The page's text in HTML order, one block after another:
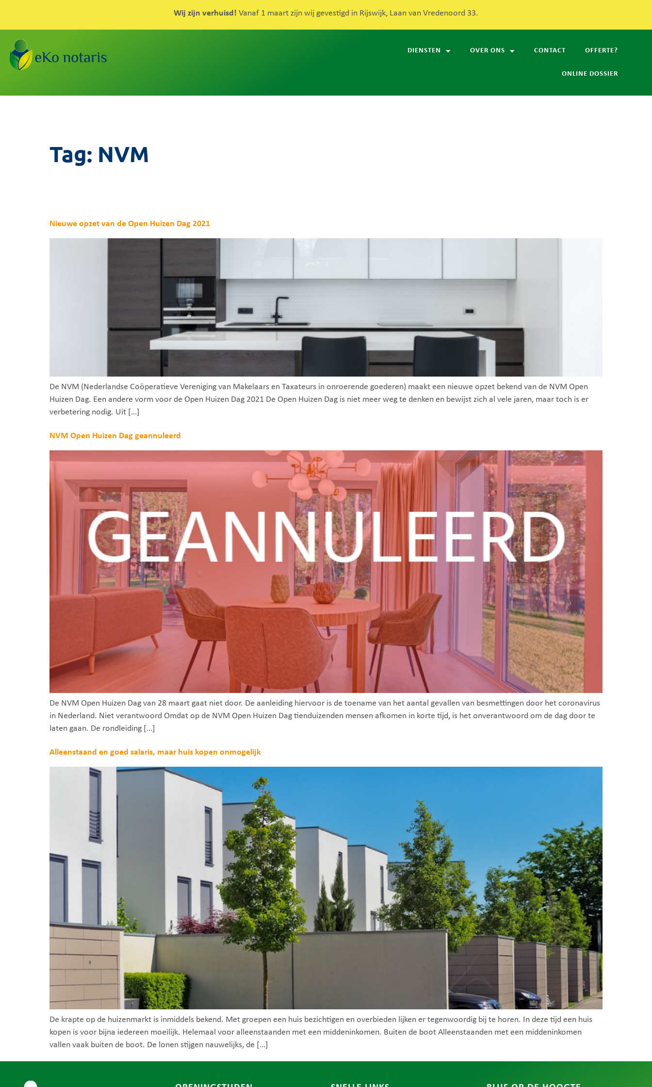
Wij zijn verhuisd! Vanaf 1 maart zijn wij gevestigd in Rijswijk, Laan van Vredenoord 33.
DIENSTEN OVER ONS CONTACT OFFERTE?
ONLINE DOSSIER
Tag: NVM
Nieuwe opzet van de Open Huizen Dag 2021
De NVM (Nederlandse Coöperatieve Vereniging van Makelaars en Taxateurs in onroerende goederen) maakt een nieuwe opzet bekend van de NVM Open
Huizen Dag. Een andere vorm voor de Open Huizen Dag 2021 De Open Huizen Dag is niet meer weg te denken en bewijst zich al vele jaren, maar toch is er
verbetering nodig. Uit […]
NVM Open Huizen Dag geannuleerd
De NVM Open Huizen Dag van 28 maart gaat niet door. De aanleiding hiervoor is de toename van het aantal gevallen van besmettingen door het coronavirus
in Nederland. Niet verantwoord Omdat op de NVM Open Huizen Dag tienduizenden mensen afkomen in korte tijd, is het onverantwoord om de dag door te
laten gaan. De rondleiding […]
Alleenstaand en goed salaris, maar huis kopen onmogelijk
De krapte op de huizenmarkt is inmiddels bekend. Met groepen een huis bezichtigen en overbieden lijken er tegenwoordig bij te horen. In deze tijd een huis
kopen is voor bijna iedereen moeilijk. Helemaal voor alleenstaanden met een middeninkomen. Buiten de boot Alleenstaanden met een middeninkomen
vallen vaak buiten de boot. De lonen stijgen nauwelijks, de […]